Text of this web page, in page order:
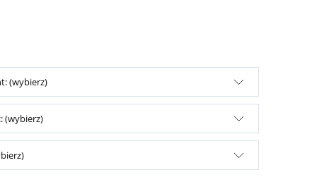
(wybierz)
(wybierz)